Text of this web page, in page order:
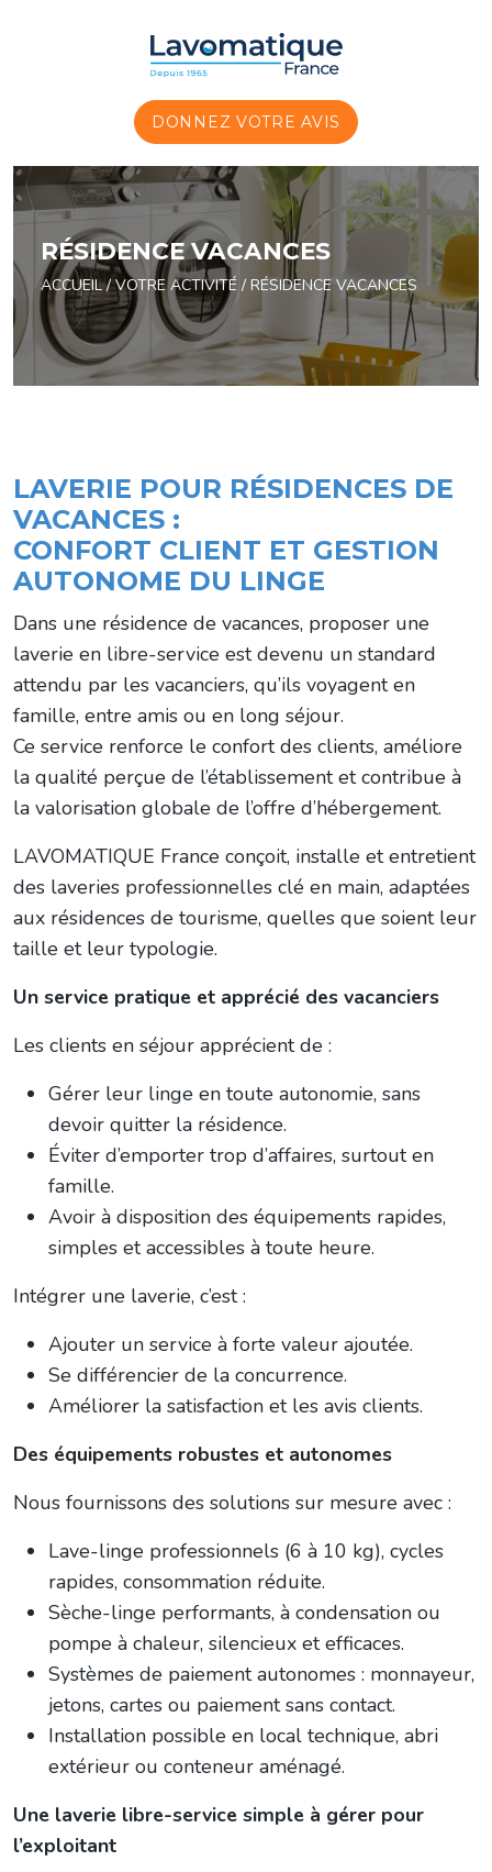
DONNEZ VOTRE AVIS
RÉSIDENCE VACANCES
ACCUEIL/VOTRE ACTIVITÉ/ RÉSIDENCE VACANCES
LAVERIE POUR RÉSIDENCES DE
VACANCES :
CONFORT CLIENT ET GESTION
AUTONOME DU LINGE
Dans une résidence de vacances, proposer une
laverie en libre-service est devenu un standard
attendu par les vacanciers, qu’ils voyagent en
famille, entre amis ou en long séjour.
Ce service renforce le confort des clients, améliore
la qualité perçue de l’établissement et contribue à
la valorisation globale de l’offre d’hébergement.
LAVOMATIQUE France conçoit, installe et entretient
des laveries professionnelles clé en main, adaptées
aux résidences de tourisme, quelles que soient leur
taille et leur typologie.
Un service pratique et apprécié des vacanciers
Les clients en séjour apprécient de :
Gérer leur linge en toute autonomie, sans
devoir quitter la résidence.
Éviter d’emporter trop d’affaires, surtout en
famille.
Avoir à disposition des équipements rapides,
simples et accessibles à toute heure.
Intégrer une laverie, c’est :
Ajouter un service à forte valeur ajoutée.
Se différencier de la concurrence.
Améliorer la satisfaction et les avis clients.
Des équipements robustes et autonomes
Nous fournissons des solutions sur mesure avec :
Lave-linge professionnels (6 à 10 kg), cycles
rapides, consommation réduite.
Sèche-linge performants, à condensation ou
pompe à chaleur, silencieux et efficaces.
Systèmes de paiement autonomes : monnayeur,
jetons, cartes ou paiement sans contact.
Installation possible en local technique, abri
extérieur ou conteneur aménagé.
Une laverie libre-service simple à gérer pour
l’exploitant